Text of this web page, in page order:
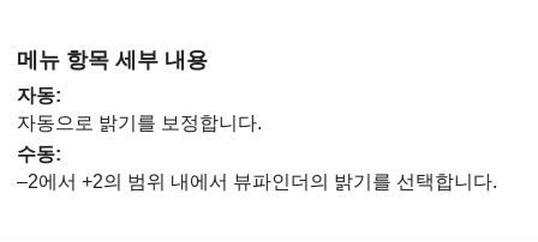
메뉴 항목 세부 내용
자동:
자동으로 밝기를 보정합니다.
수동:
–2에서 +2의 범위 내에서 뷰파인더의 밝기를 선택합니다.